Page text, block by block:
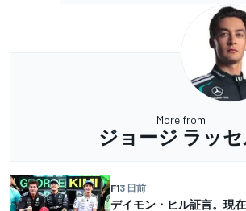
More from
ジョージ ラッ
F13 日前
デイモン・ヒル証言。現